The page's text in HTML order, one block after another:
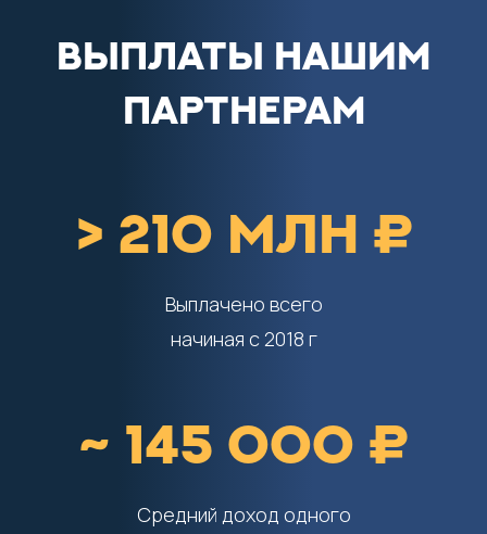
ВЫПЛАТЫ НАШИМ
ПАРТНЕРАМ
> 210 млн ₽
Выплачено всего
начиная с 2018 г
~ 145 000 ₽
Средний доход одного